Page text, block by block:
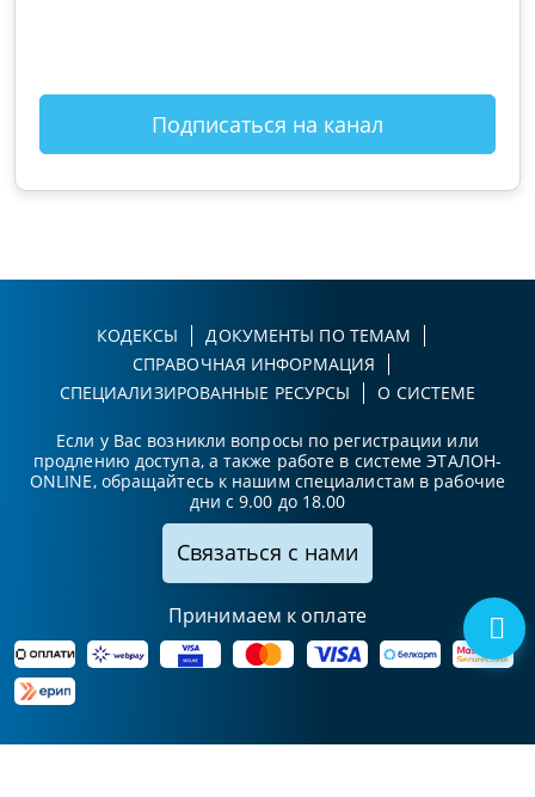
Подписаться на канал
КОДЕКСЫ
ДОКУМЕНТЫ ПО ТЕМАМ
СПРАВОЧНАЯ ИНФОРМАЦИЯ
СПЕЦИАЛИЗИРОВАННЫЕ РЕСУРСЫ
О СИСТЕМЕ
Если у Вас возникли вопросы по регистрации или
продлению доступа, а также работе в системе ЭТАЛОН-
ONLINE, обращайтесь к нашим специалистам в рабочие
дни с 9.00 до 18.00
Связаться с нами
Принимаем к оплате